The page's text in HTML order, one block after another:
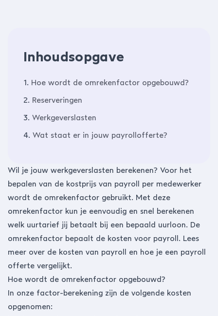
Inhoudsopgave
1. Hoe wordt de omrekenfactor opgebouwd?
2. Reserveringen
3. Werkgeverslasten
4. Wat staat er in jouw payrollofferte?
Wil je jouw werkgeverslasten berekenen? Voor het
bepalen van de kostprijs van payroll per medewerker
wordt de omrekenfactor gebruikt. Met deze
omrekenfactor kun je eenvoudig en snel berekenen
welk uurtarief jij betaalt bij een bepaald uurloon. De
omrekenfactor bepaalt de kosten voor payroll. Lees
meer over de kosten van payroll en hoe je een payroll
offerte vergelijkt.
Hoe wordt de omrekenfactor opgebouwd?
In onze factor-berekening zijn de volgende kosten
opgenomen: